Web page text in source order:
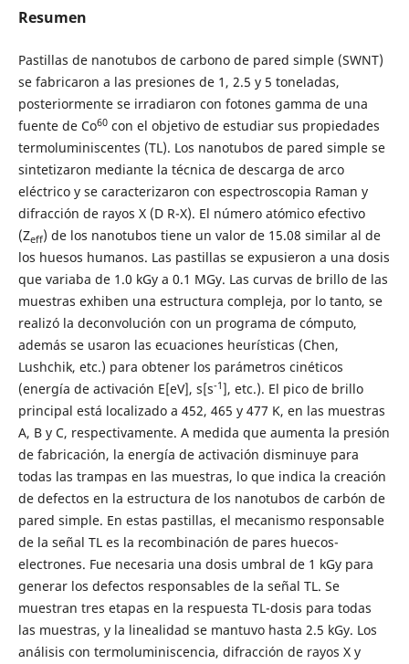
Resumen
Pastillas de nanotubos de carbono de pared simple (SWNT)
se fabricaron a las presiones de 1, 2.5 y 5 toneladas,
posteriormente se irradiaron con fotones gamma de una
fuente de Co60con el objetivo de estudiar sus propiedades
termoluminiscentes (TL). Los nanotubos de pared simple se
sintetizaron mediante la técnica de descarga de arco
eléctrico y se caracterizaron con espectroscopia Raman y
difracción de rayos X (D R-X). El número atómico efectivo
(Zeff) de los nanotubos tiene un valor de 15.08 similar al de
los huesos humanos. Las pastillas se expusieron a una dosis
que variaba de 1.0 kGy a 0.1 MGy. Las curvas de brillo de las
muestras exhiben una estructura compleja, por lo tanto, se
realizó la deconvolución con un programa de cómputo,
además se usaron las ecuaciones heurísticas (Chen,
Lushchik, etc.) para obtener los parámetros cinéticos
(energía de activación E[eV], s[s-1], etc.). El pico de brillo
principal está localizado a 452, 465 y 477 K, en las muestras
A, B y C, respectivamente. A medida que aumenta la presión
de fabricación, la energía de activación disminuye para
todas las trampas en las muestras, lo que indica la creación
de defectos en la estructura de los nanotubos de carbón de
pared simple. En estas pastillas, el mecanismo responsable
de la señal TL es la recombinación de pares huecos-
electrones. Fue necesaria una dosis umbral de 1 kGy para
generar los defectos responsables de la señal TL. Se
muestran tres etapas en la respuesta TL-dosis para todas
las muestras, y la linealidad se mantuvo hasta 2.5 kGy. Los
análisis con termoluminiscencia, difracción de rayos X y